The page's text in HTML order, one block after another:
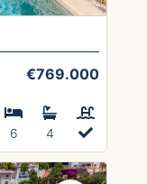
€769.000
6 4